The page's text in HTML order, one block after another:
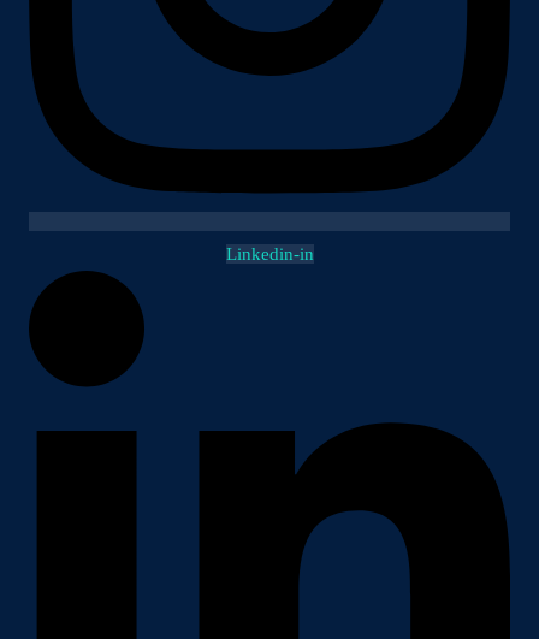
Linkedin-in